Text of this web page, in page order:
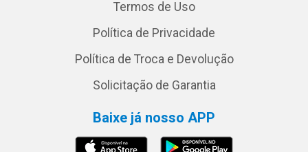
Termos de Uso
Política de Privacidade
Política de Troca e Devolução
Solicitação de Garantia
Baixe já nosso APP